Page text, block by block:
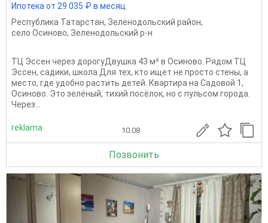
Ипотека от 29 035 ₽ в месяц
Республика Татарстан, Зеленодольский район,
село Осиново, Зеленодольский р-н
ТЦ Эссен через дорогуДвушка 43 м² в Осиново. Рядом ТЦ
Эссен, садики, школа Для тех, кто ищет не просто стены, а
место, где удобно растить детей. Квартира на Садовой 1,
Осиново. Это зелёный, тихий посёлок, но с пульсом города.
Через...
reklama 10.08
Позвонить